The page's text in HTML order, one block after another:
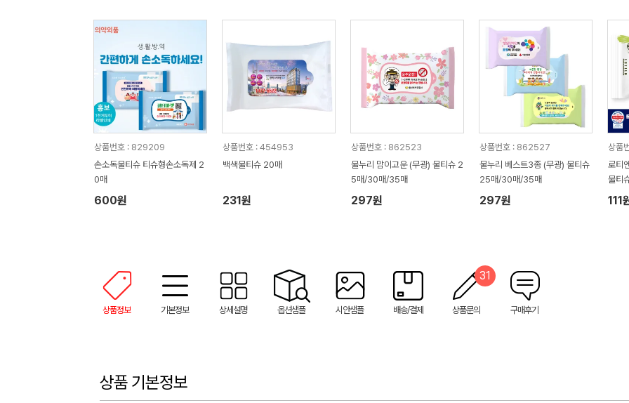
상품번호 : 829209
손소독물티슈 티슈형손소독제 2
0매
600원
상품번호 : 454953
백색물티슈 20매
231원
상품번호 : 862523
물누리 맘이고운 (무광) 물티슈 2
5매/30매/35매
297원
상품번호 : 862527
물누리 베스트3종 (무광) 물티슈
25매/30매/35매
297원
상품
로티
물티
111
상품정보 기본정보 상세설명 옵션샘플 시안샘플 배송/결제 상품문의
31
구매후기
상품 기본정보